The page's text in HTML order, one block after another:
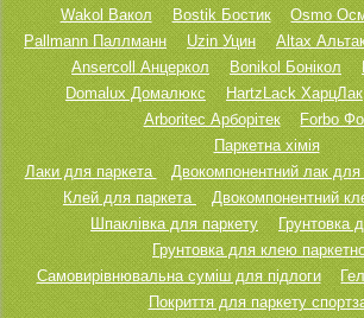
Wakol Вакол
Bostik Бостик Osmo
Pallmann Паллманн
Uzin Уцин Altax
Ansercoll Анцеркол
Bonikol Бонікол
Domalux Домалюкс
HartzLack ХарцЛак
Arboritec Арборітек
Forbo
Паркетна хімія
Лаки для паркета
Двокомпонентний лак для
Клей для паркета
Двокомпонентний
Шпаклівка для паркету
Грунтовка
Грунтовка для клею
Самовирівнювальна суміш для підлоги
Покриття для паркету